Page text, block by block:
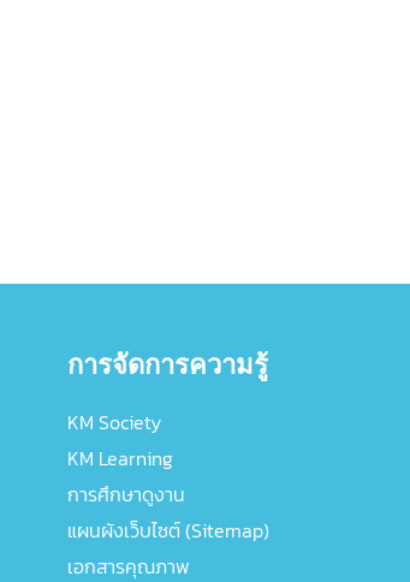
การจัดการความรู้
KM Society
KM Learning
การศึกษาดูงาน
แผนผังเว็บไซต์ (Sitemap)
เอกสารคุณภาพ